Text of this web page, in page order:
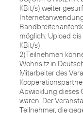
KBit/s) weiter
möglich; Upload
KBit/s).
2)Teilnehmen
Wohnsitz in
Mitarbeiter des
Abwicklung dieses
waren. Der
Teilnehmer, die